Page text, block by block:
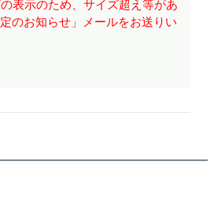
表示のため、サイズ超え等があ
のお知らせ」メールをお送りい